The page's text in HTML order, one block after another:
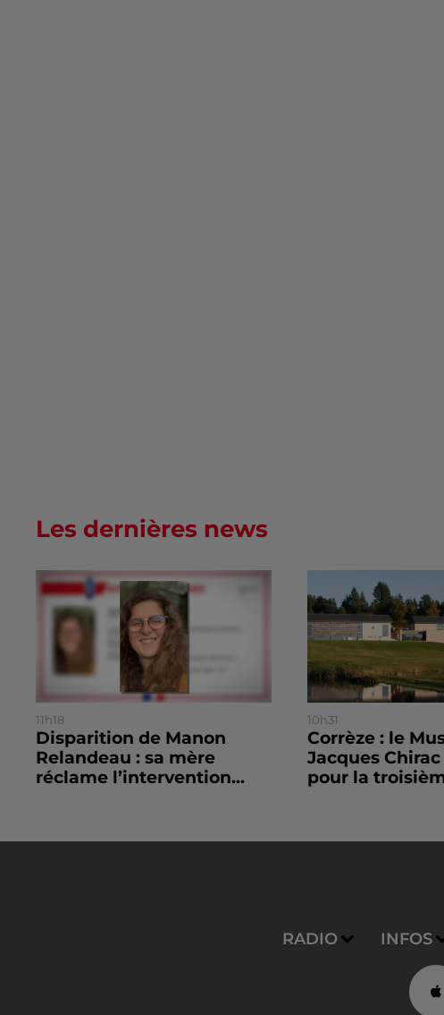
Les dernières news
11h18
Disparition de Manon
Relandeau : sa mère
réclame l’intervention...
10h31
Corrèze : le
Jacques
pour la
RADIO INFOS